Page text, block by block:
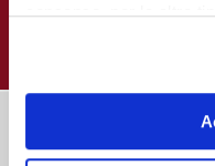
consenso, per le altre
Qualora non volesse
il banner cliccando sul
essere utilizzati solo i
funzionamento del sito.